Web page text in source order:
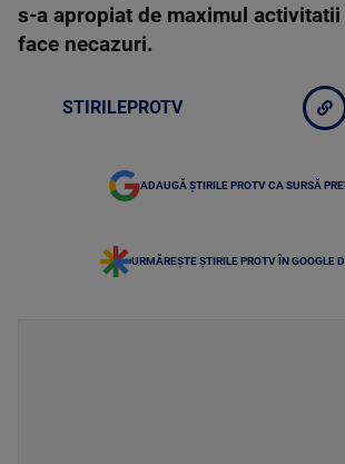
s-a apropiat de maximul
face necazuri.
STIRILEPROTV
ADAUGĂ ȘTIRILE PROTV CA SURSĂ
URMĂREȘTE ȘTIRILE PROTV ÎN GOOGLE